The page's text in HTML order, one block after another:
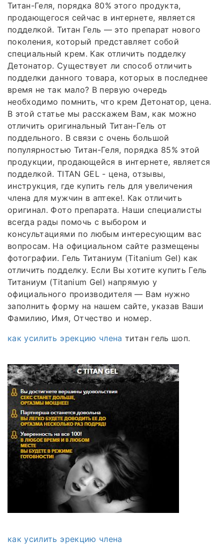
Титан-Геля, порядка 80% этого продукта,
продающегося сейчас в интернете, является
подделкой. Титан Гель — это препарат нового
поколения, который представляет собой
специальный крем. Как отличить подделку
Детонатор. Существует ли способ отличить
подделки данного товара, которых в последнее
время не так мало? В первую очередь
необходимо помнить, что крем Детонатор, цена.
В этой статье мы расскажем Вам, как можно
отличить оригинальный Титан-Гель от
поддельного. В связи с очень большой
популярностью Титан-Геля, порядка 85% этой
продукции, продающейся в интернете, является
подделкой. TITAN GEL - цена, отзывы,
инструкция, где купить гель для увеличения
члена для мужчин в аптеке!. Как отличить
оригинал. Фото препарата. Наши специалисты
всегда рады помочь с выбором и
консультациями по любым интересующим вас
вопросам. На официальном сайте размещены
фотографии. Гель Титаниум (Titanium Gel) как
отличить подделку. Если Вы хотите купить Гель
Титаниум (Titanium Gel) напрямую у
официального производителя — Вам нужно
заполнить форму на нашем сайте, указав Ваши
Фамилию, Имя, Отчество и номер.
как усилить эрекцию члена титан гель шоп.
как усилить эрекцию члена